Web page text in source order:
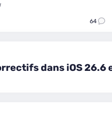
64
dans iOS 26.6